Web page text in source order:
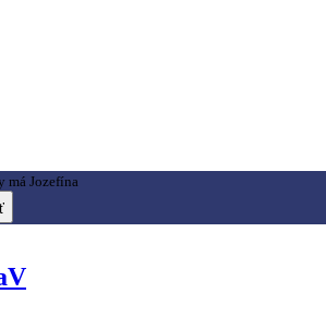
má Jozefína